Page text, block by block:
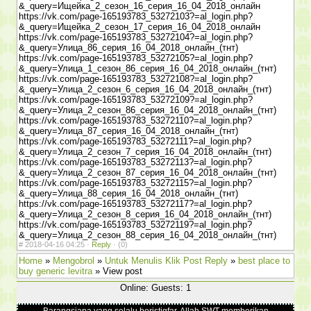
&_query=Ищейка_2_сезон_16_серия_16_04_2018_онлайн
https://vk.com/page-165193783_53272103?=al_login.php?
&_query=Ищейка_2_сезон_17_серия_16_04_2018_онлайн
https://vk.com/page-165193783_53272104?=al_login.php?
&_query=Улица_86_серия_16_04_2018_онлайн_(тнт)
https://vk.com/page-165193783_53272105?=al_login.php?
&_query=Улица_1_сезон_86_серия_16_04_2018_онлайн_(тнт)
https://vk.com/page-165193783_53272108?=al_login.php?
&_query=Улица_2_сезон_6_серия_16_04_2018_онлайн_(тнт)
https://vk.com/page-165193783_53272109?=al_login.php?
&_query=Улица_2_сезон_86_серия_16_04_2018_онлайн_(тнт)
https://vk.com/page-165193783_53272110?=al_login.php?
&_query=Улица_87_серия_16_04_2018_онлайн_(тнт)
https://vk.com/page-165193783_53272111?=al_login.php?
&_query=Улица_2_сезон_7_серия_16_04_2018_онлайн_(тнт)
https://vk.com/page-165193783_53272113?=al_login.php?
&_query=Улица_2_сезон_87_серия_16_04_2018_онлайн_(тнт)
https://vk.com/page-165193783_53272115?=al_login.php?
&_query=Улица_88_серия_16_04_2018_онлайн_(тнт)
https://vk.com/page-165193783_53272117?=al_login.php?
&_query=Улица_2_сезон_8_серия_16_04_2018_онлайн_(тнт)
https://vk.com/page-165193783_53272119?=al_login.php?
&_query=Улица_2_сезон_88_серия_16_04_2018_онлайн_(тнт)
# 2018-04-16 04:25 · Reply · (0)
Home » Mengobrol » Untuk Menulis Klik Post Reply » best place to
buy generic levitra» View post
Online: Guests: 1